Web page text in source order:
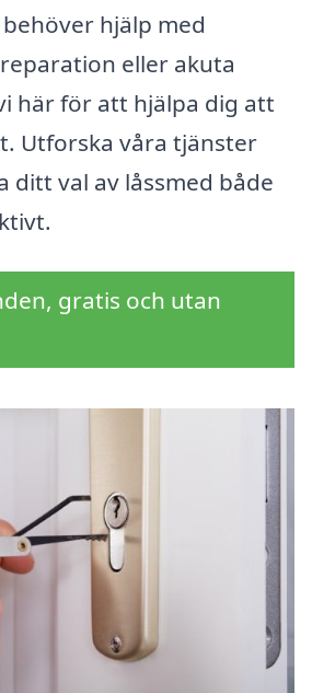
hjälp med
eller akuta
här för att hjälpa dig att
Utforska våra tjänster
ditt val av låssmed både
gratis och utan